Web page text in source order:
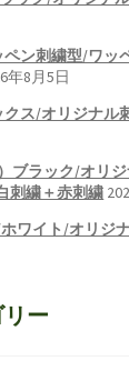
ン刺繍型/ワッ
年8月5日
クス/オリジナル
ブラック/オリ
刺繍＋赤刺繍
ホワイト/オリジ
ー